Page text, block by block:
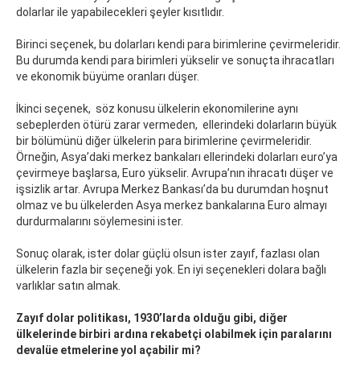
dolarlar ile yapabilecekleri şeyler kısıtlıdır.
Birinci seçenek, bu dolarları kendi para birimlerine çevirmeleridir.
Bu durumda kendi para birimleri yükselir ve sonuçta ihracatları
ve ekonomik büyüme oranları düşer.
İkinci seçenek, söz konusu ülkelerin ekonomilerine aynı
sebeplerden ötürü zarar vermeden, ellerindeki dolarların büyük
bir bölümünü diğer ülkelerin para birimlerine çevirmeleridir.
Örneğin, Asya’daki merkez bankaları ellerindeki dolarları euro’ya
çevirmeye başlarsa, Euro yükselir. Avrupa’nın ihracatı düşer ve
işsizlik artar. Avrupa Merkez Bankası’da bu durumdan hoşnut
olmaz ve bu ülkelerden Asya merkez bankalarına Euro almayı
durdurmalarını söylemesini ister.
Sonuç olarak, ister dolar güçlü olsun ister zayıf, fazlası olan
ülkelerin fazla bir seçeneği yok. En iyi seçenekleri dolara bağlı
varlıklar satın almak.
Zayıf dolar politikası, 1930’larda olduğu gibi, diğer
ülkelerinde birbiri ardına rekabetçi olabilmek için paralarını
devalüe etmelerine yol açabilir mi?